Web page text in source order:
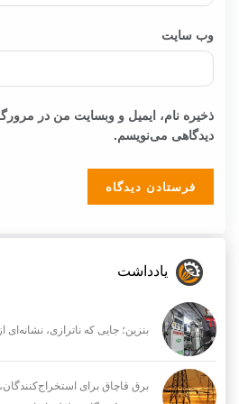
وب‌ سایت
ذخیره نام، ایمیل و وبسایت من در
دیدگاهی می‌نویسم.
یادداشت
بنزین؛ جایی که ناترازی،
برق قاچاق برای